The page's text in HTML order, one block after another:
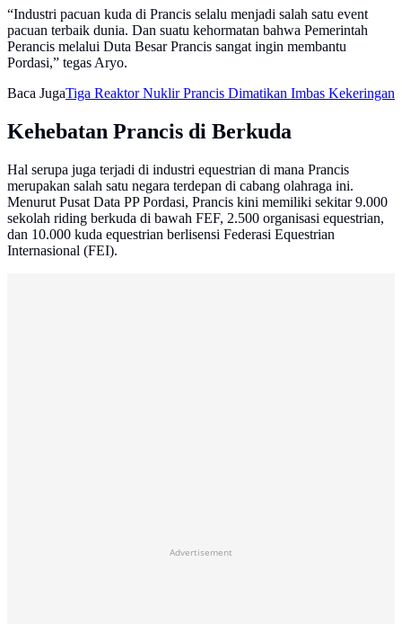
“Industri pacuan kuda di Prancis selalu menjadi salah satu event
pacuan terbaik dunia. Dan suatu kehormatan bahwa Pemerintah
Perancis melalui Duta Besar Prancis sangat ingin membantu
Pordasi,” tegas Aryo.
Baca JugaTiga Reaktor Nuklir Prancis Dimatikan Imbas Kekeringan
Kehebatan Prancis di Berkuda
Hal serupa juga terjadi di industri equestrian di mana Prancis
merupakan salah satu negara terdepan di cabang olahraga ini.
Menurut Pusat Data PP Pordasi, Prancis kini memiliki sekitar 9.000
sekolah riding berkuda di bawah FEF, 2.500 organisasi equestrian,
dan 10.000 kuda equestrian berlisensi Federasi Equestrian
Internasional (FEI).
Advertisement